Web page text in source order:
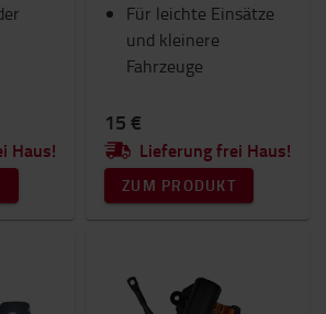
& Betriebsroller
Haus!
Für leichte Einsätze
und kleinere
Fahrzeuge
15 €
Lieferung frei Haus!
ZUM PRODUKT